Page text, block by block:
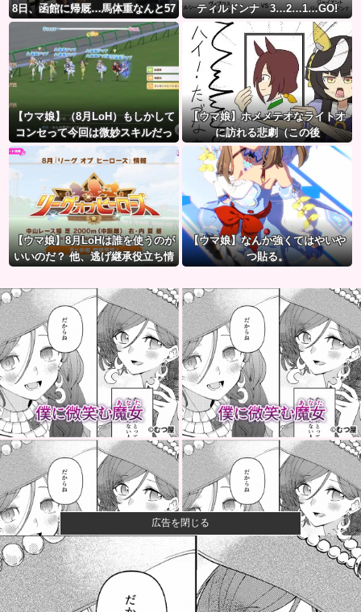
8日、函館に帰厩…馬体重なんと57
3キロ。←「デカすぎんだろ…」
ティルドンナ 3…2…1…GO!
【ウマ娘】（8月LoH）もしかして
コンセって今回は微妙スキルだっ
たりするか？
【ウマ娘】ホメメテオなライトオ
に訪れる悲劇（この後
【ウマ娘】8月LoHは誰を使うのが
いいのだ？ 他、逃げ継承役立ち情
【ウマ娘】なんか強くてはやいや
つ貼る。
広告を閉じる